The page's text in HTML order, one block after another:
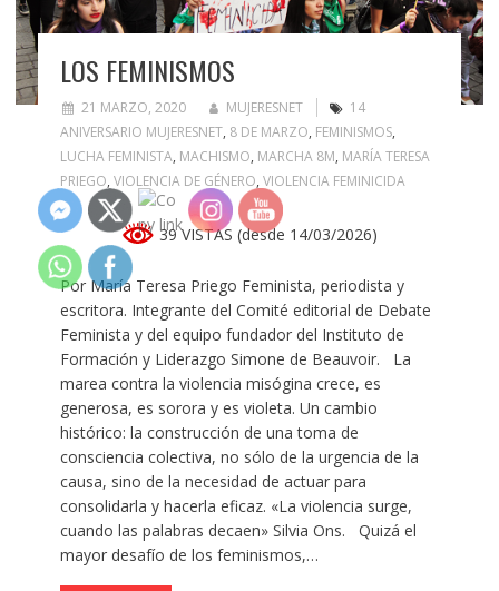
LOS FEMINISMOS
21 MARZO, 2020 MUJERESNET
14
ANIVERSARIO MUJERESNET, 8 DE MARZO, FEMINISMOS,
LUCHA FEMINISTA, MACHISMO, MARCHA 8M, MARÍA TERESA
PRIEGO, VIOLENCIA DE GÉNERO, VIOLENCIA FEMINICIDA
39 VISTAS (desde 14/03/2026)
Por María Teresa Priego Feminista, periodista y
escritora. Integrante del Comité editorial de Debate
Feminista y del equipo fundador del Instituto de
Formación y Liderazgo Simone de Beauvoir. La
marea contra la violencia misógina crece, es
generosa, es sorora y es violeta. Un cambio
histórico: la construcción de una toma de
consciencia colectiva, no sólo de la urgencia de la
causa, sino de la necesidad de actuar para
consolidarla y hacerla eficaz. «La violencia surge,
cuando las palabras decaen» Silvia Ons. Quizá el
mayor desafío de los feminismos,…